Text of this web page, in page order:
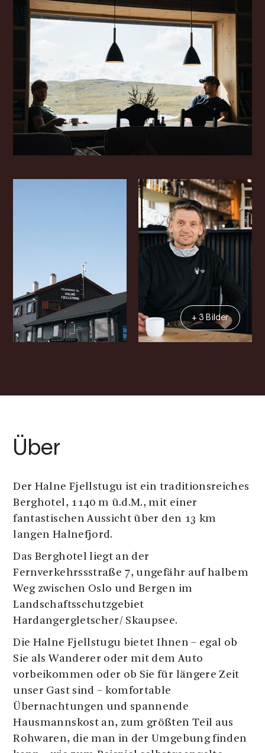
+ 3 Bilder
Über
Der Halne Fjellstugu ist ein traditionsreiches
Berghotel, 1140 m ü.d.M., mit einer
fantastischen Aussicht über den 13 km
langen Halnefjord.
Das Berghotel liegt an der
Fernverkehrssstraße 7, ungefähr auf halbem
Weg zwischen Oslo und Bergen im
Landschaftsschutzgebiet
Hardangergletscher/ Skaupsee.
Die Halne Fjellstugu bietet Ihnen – egal ob
Sie als Wanderer oder mit dem Auto
vorbeikommen oder ob Sie für längere Zeit
unser Gast sind – komfortable
Übernachtungen und spannende
Hausmannskost an, zum größten Teil aus
Rohwaren, die man in der Umgebung finden